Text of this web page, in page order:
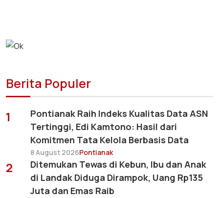
Berita Populer
1
Pontianak Raih Indeks Kualitas Data ASN
Tertinggi, Edi Kamtono: Hasil dari
Komitmen Tata Kelola Berbasis Data
8 August 2026Pontianak
2
Ditemukan Tewas di Kebun, Ibu dan Anak
di Landak Diduga Dirampok, Uang Rp135
Juta dan Emas Raib